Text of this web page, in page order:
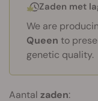
Zaden met
We are
Queen to
genetic quality.
Aantal zaden: